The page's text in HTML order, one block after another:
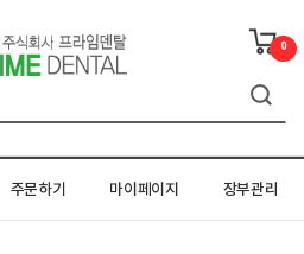
0
주문하기 마이페이지 장부관리